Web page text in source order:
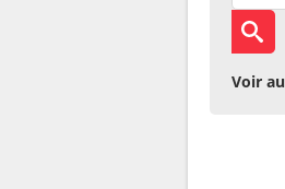
Voir